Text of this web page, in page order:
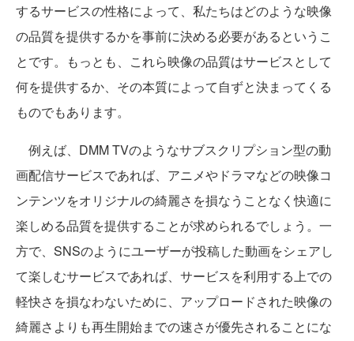
するサービスの性格によって、私たちはどのような映像
の品質を提供するかを事前に決める必要があるというこ
とです。もっとも、これら映像の品質はサービスとして
何を提供するか、その本質によって自ずと決まってくる
ものでもあります。
例えば、DMM TVのようなサブスクリプション型の動
画配信サービスであれば、アニメやドラマなどの映像コ
ンテンツをオリジナルの綺麗さを損なうことなく快適に
楽しめる品質を提供することが求められるでしょう。一
方で、SNSのようにユーザーが投稿した動画をシェアし
て楽しむサービスであれば、サービスを利用する上での
軽快さを損なわないために、アップロードされた映像の
綺麗さよりも再生開始までの速さが優先されることにな